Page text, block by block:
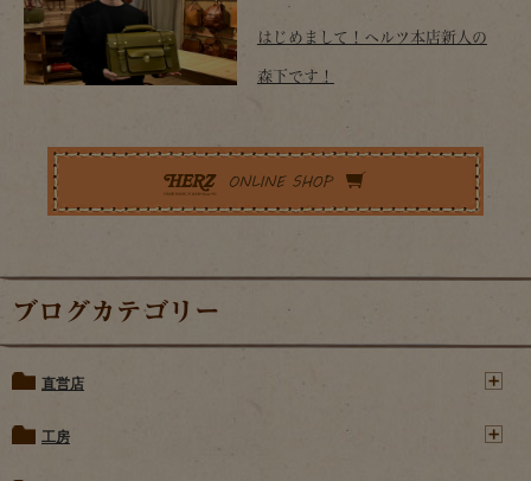
はじめまして！ヘルツ本店新人の
森下です！
ブログカテゴリー
直営店
工房